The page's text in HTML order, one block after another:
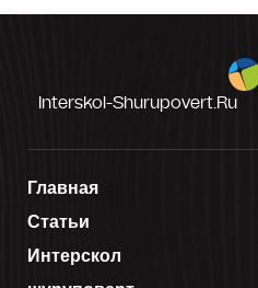
Interskol-Shurupovert.ru
Главная
Статьи
Интерскол